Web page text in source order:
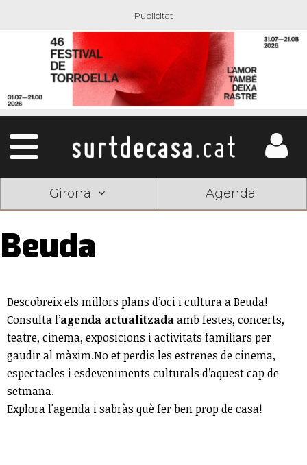
Girona Agenda
Beuda
Descobreix els millors plans d’oci i cultura a Beuda!
Consulta l’agenda actualitzadaamb festes, concerts,
teatre, cinema, exposicions i activitats familiars per
gaudir al màxim.No et perdis les estrenes de cinema,
espectacles i esdeveniments culturals d’aquest cap de
setmana.
Explora l'agenda i sabràs què fer ben prop de casa!